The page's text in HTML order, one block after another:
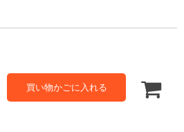
買い物かごに入れる